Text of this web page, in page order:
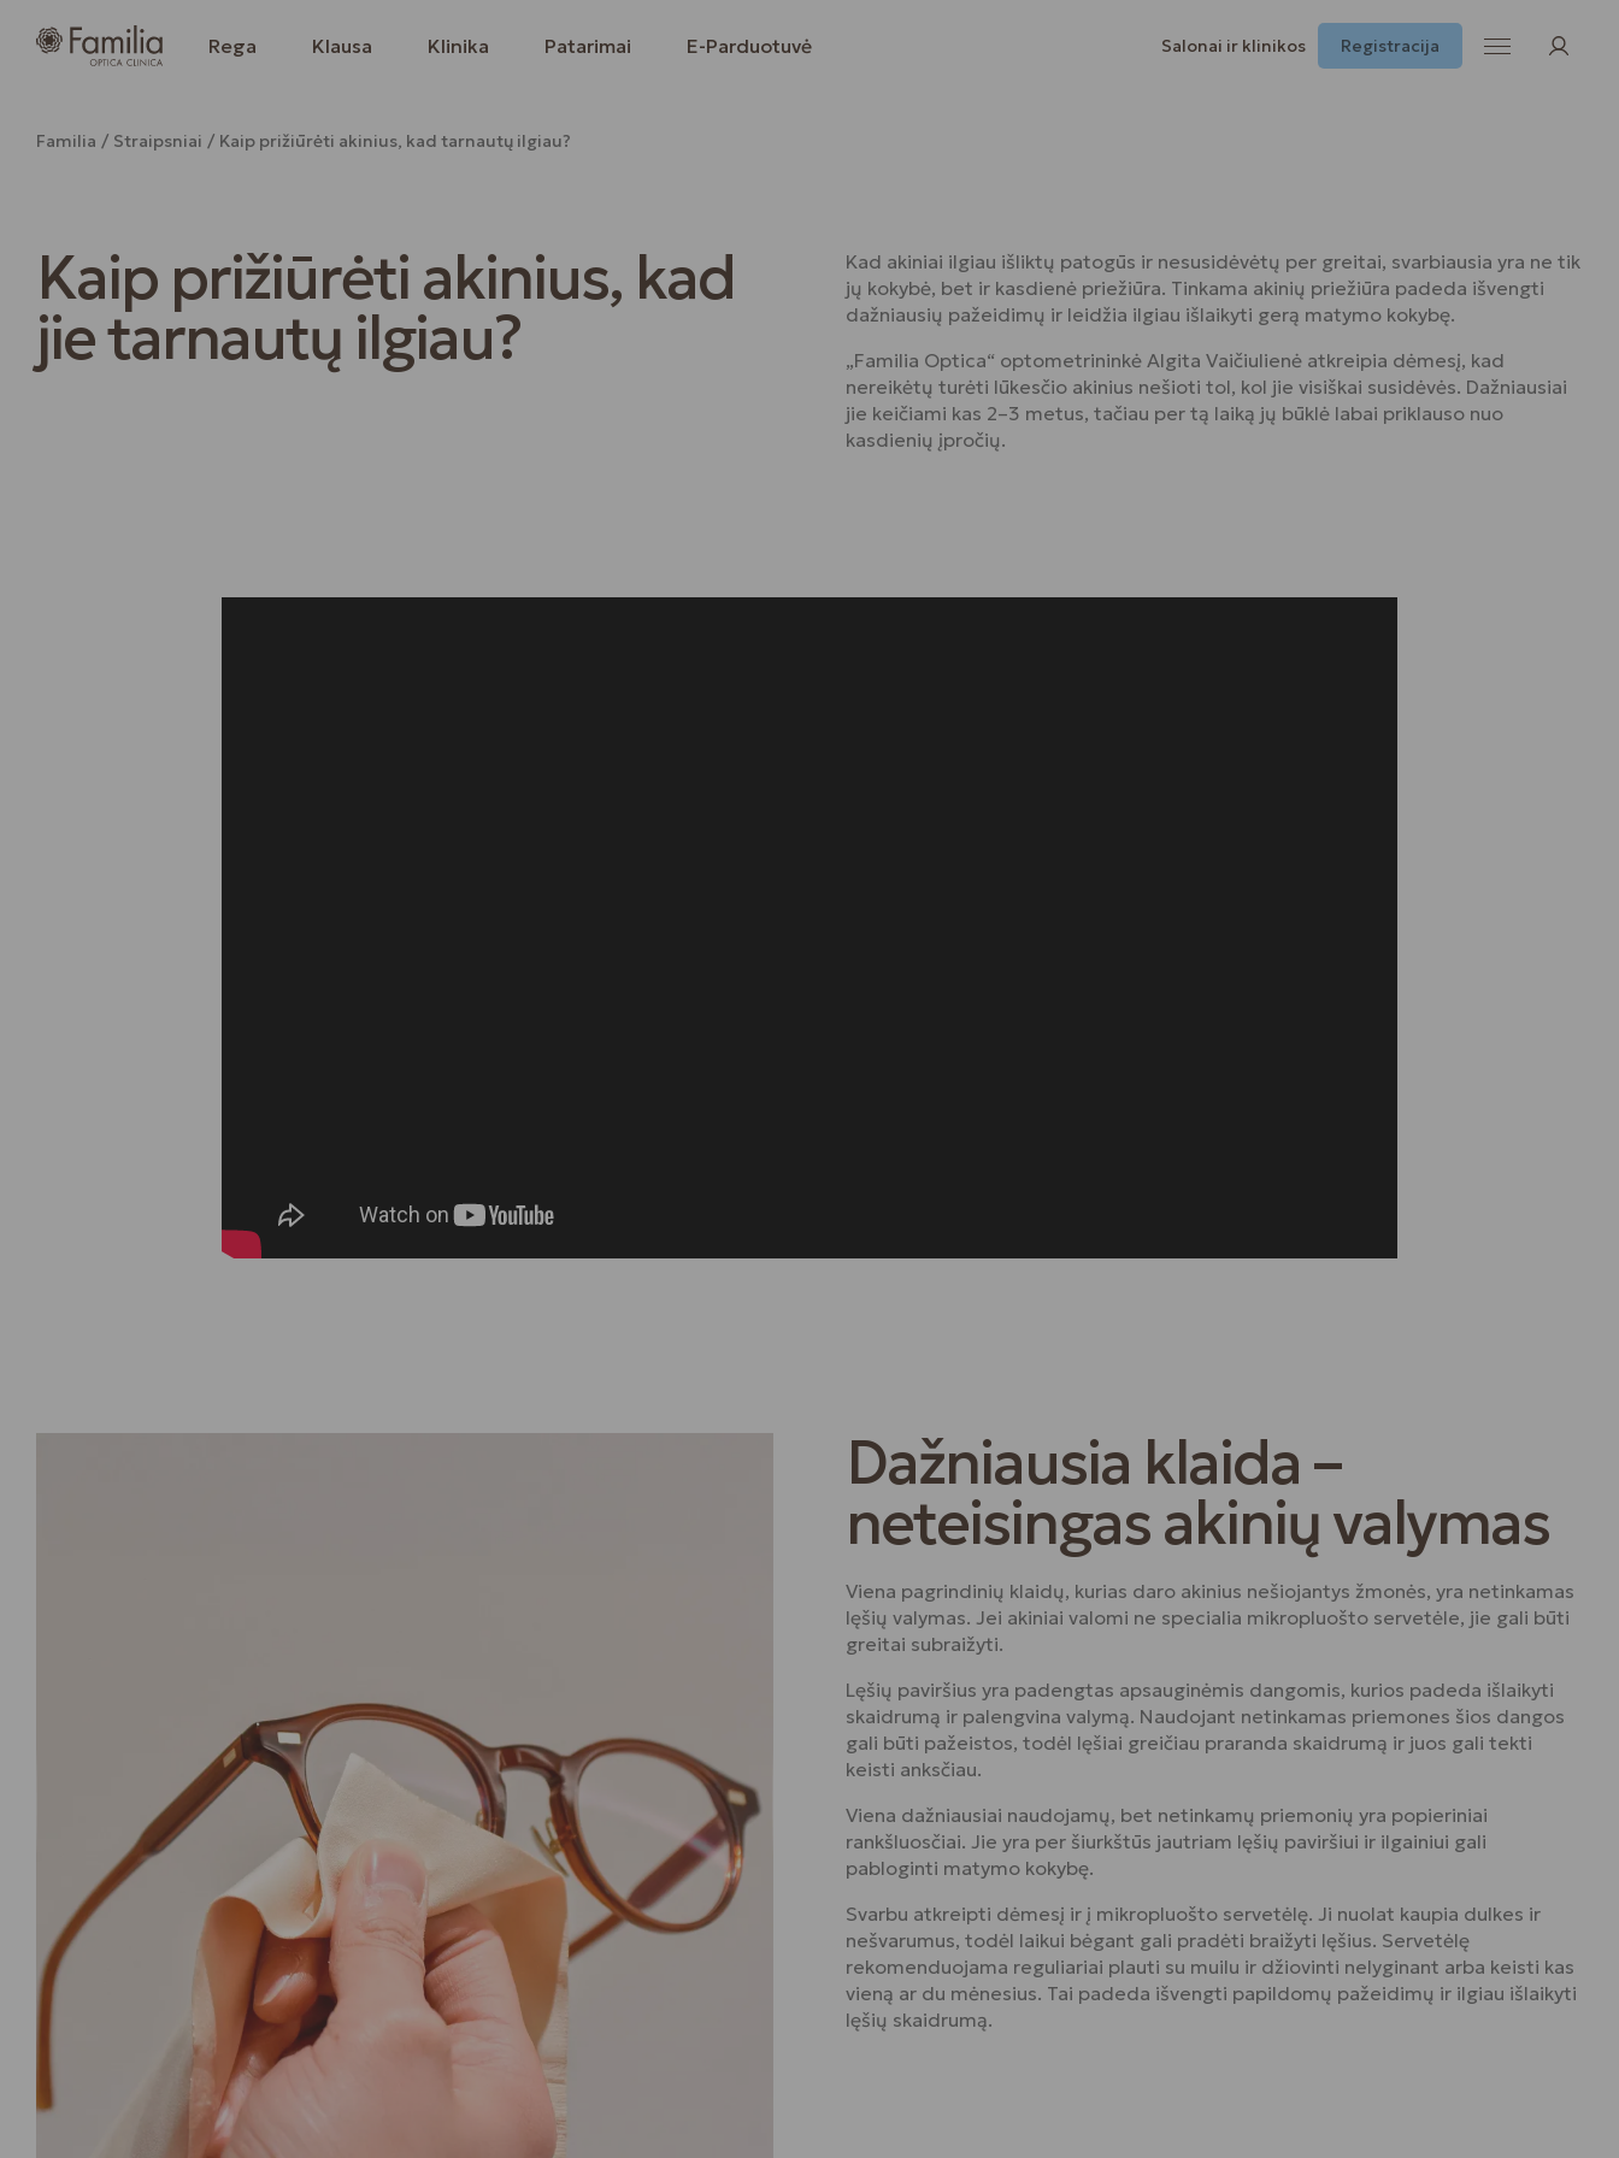
Rega Klausa Klinika Patarimai E-Parduotuvė Salonai ir klinikos Registracija
Familia Straipsniai Kaip prižiūrėti akinius, kad tarnautų ilgiau?
Kaip prižiūrėti akinius, kad
jie tarnautų ilgiau?
Kad akiniai ilgiau išliktų patogūs ir nesusidėvėtų per greitai, svarbiausia yra ne tik
jų kokybė, bet ir kasdienė priežiūra. Tinkama akinių priežiūra padeda išvengti
dažniausių pažeidimų ir leidžia ilgiau išlaikyti gerą matymo kokybę.
„Familia Optica“ optometrininkė Algita Vaičiulienė atkreipia dėmesį, kad
nereikėtų turėti lūkesčio akinius nešioti tol, kol jie visiškai susidėvės. Dažniausiai
jie keičiami kas 2–3 metus, tačiau per tą laiką jų būklė labai priklauso nuo
kasdienių įpročių.
Dažniausia klaida –
neteisingas akinių valymas
Viena pagrindinių klaidų, kurias daro akinius nešiojantys žmonės, yra netinkamas
lęšių valymas. Jei akiniai valomi ne specialia mikropluošto servetėle, jie gali būti
greitai subraižyti.
Lęšių paviršius yra padengtas apsauginėmis dangomis, kurios padeda išlaikyti
skaidrumą ir palengvina valymą. Naudojant netinkamas priemones šios dangos
gali būti pažeistos, todėl lęšiai greičiau praranda skaidrumą ir juos gali tekti
keisti anksčiau.
Viena dažniausiai naudojamų, bet netinkamų priemonių yra popieriniai
rankšluosčiai. Jie yra per šiurkštūs jautriam lęšių paviršiui ir ilgainiui gali
pabloginti matymo kokybę.
Svarbu atkreipti dėmesį ir į mikropluošto servetėlę. Ji nuolat kaupia dulkes ir
nešvarumus, todėl laikui bėgant gali pradėti braižyti lęšius. Servetėlę
rekomenduojama reguliariai plauti su muilu ir džiovinti nelyginant arba keisti kas
vieną ar du mėnesius. Tai padeda išvengti papildomų pažeidimų ir ilgiau išlaikyti
lęšių skaidrumą.